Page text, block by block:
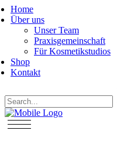
Home
Über uns
Unser Team
Praxisgemeinschaft
Für Kosmetikstudios
Shop
Kontakt